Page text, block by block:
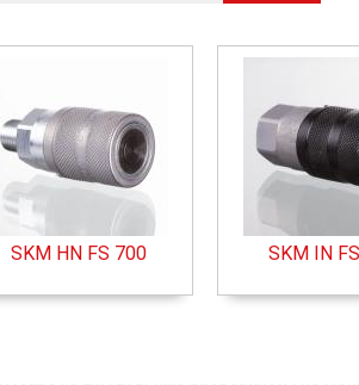
SKM HN FS 700 SKM IN